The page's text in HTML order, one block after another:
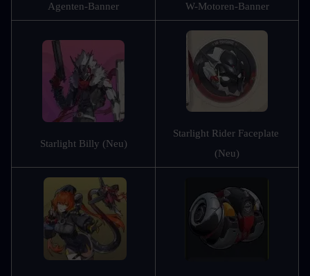
Agenten-Banner W-Motoren-Banner
Starlight Billy (Neu)
Starlight Rider Faceplate
(Neu)